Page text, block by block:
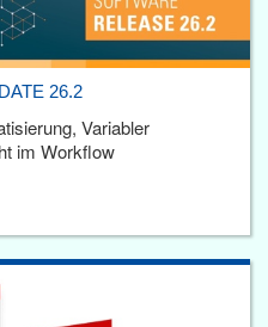
26.2
Variabler
im Workflow